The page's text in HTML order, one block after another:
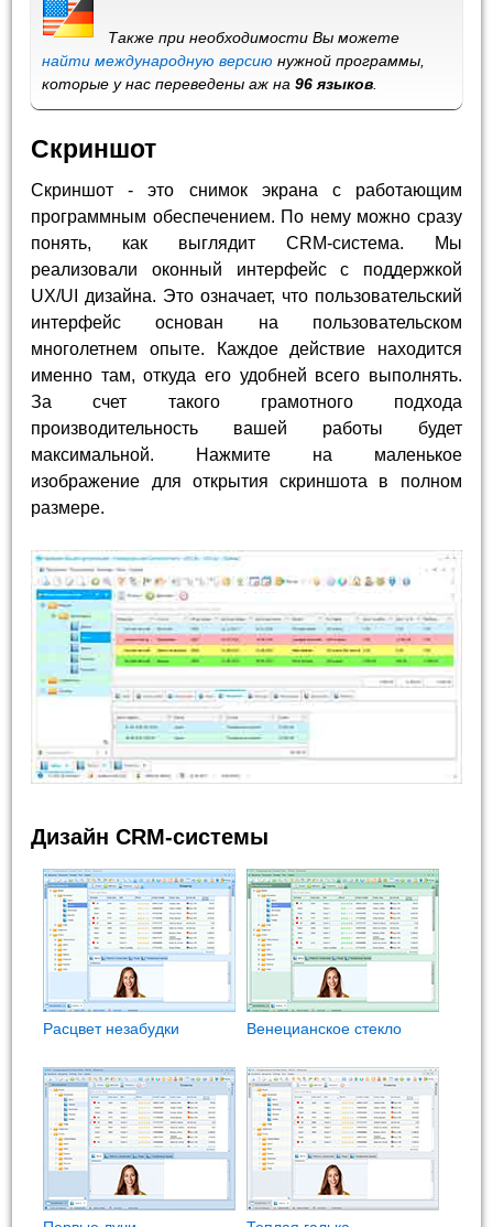
Также при необходимости Вы можете
найти международную версию нужной программы,
которые у нас переведены аж на96 языков.
Скриншот
Скриншот - это снимок экрана с работающим
программным обеспечением. По нему можно сразу
понять, как выглядит CRM-система. Мы
реализовали оконный интерфейс с поддержкой
UX/UI дизайна. Это означает, что пользовательский
интерфейс основан на пользовательском
многолетнем опыте. Каждое действие находится
именно там, откуда его удобней всего выполнять.
За счет такого грамотного подхода
производительность вашей работы будет
максимальной. Нажмите на маленькое
изображение для открытия скриншота в полном
размере.
Дизайн CRM-системы
Расцвет незабудки Венецианское стекло